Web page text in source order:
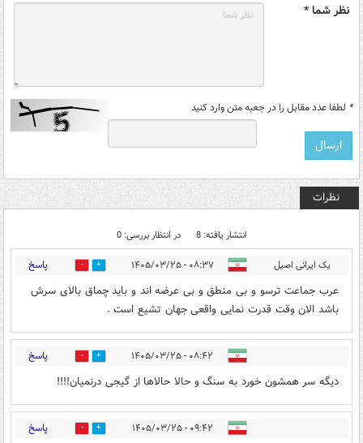
نظر شما *
* لطفا عدد مقابل را در جعبه متن وارد کنید
نظرات
انتشار یافته: 8 در انتظار بررسی: 0
یک ایرانی اصیل ۰۸:۳۷ - ۱۴۰۵/۰۳/۲۵ 2 پاسخ
عرب جماعت ترسو و بی منطق و بی عرضه اند و باید چماق بالای سرش
باشد الان وقت قدرت نمایی واقعی جهان تشیع است .
۰۸:۴۲ - ۱۴۰۵/۰۳/۲۵ 1 پاسخ
دیگه سر همشون خورد به سنگ و حالا حالاها از گیجی درنمیان!!!!
۰۹:۴۲ - ۱۴۰۵/۰۳/۲۵ 0 پاسخ